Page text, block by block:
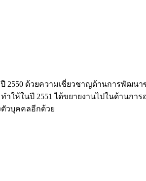
ปี 2550 ด้วยความเชี่ยวชาญด้านการพั
ให้ในปี 2551 ได้ขยายงานไปในด้านก
วบุคคลอีกด้วย